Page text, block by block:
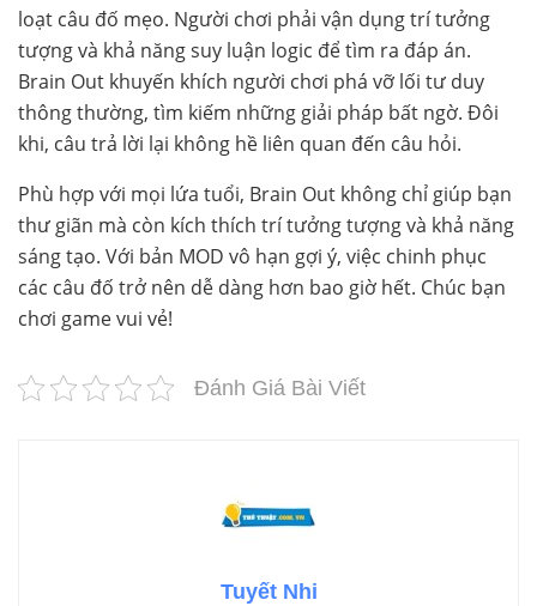
loạt câu đố mẹo. Người chơi phải vận dụng trí tưởng
tượng và khả năng suy luận logic để tìm ra đáp án.
Brain Out khuyến khích người chơi phá vỡ lối tư duy
thông thường, tìm kiếm những giải pháp bất ngờ. Đôi
khi, câu trả lời lại không hề liên quan đến câu hỏi.
Phù hợp với mọi lứa tuổi, Brain Out không chỉ giúp bạn
thư giãn mà còn kích thích trí tưởng tượng và khả năng
sáng tạo. Với bản MOD vô hạn gợi ý, việc chinh phục
các câu đố trở nên dễ dàng hơn bao giờ hết. Chúc bạn
chơi game vui vẻ!
Đánh Giá Bài Viết
Tuyết Nhi